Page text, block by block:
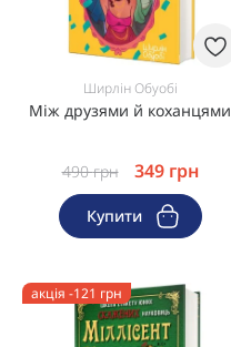
Ширлін Обуобі
Між друзями й коханцями
490грн 349 грн
Купити
акція -121 грн